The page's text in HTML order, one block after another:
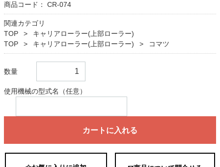
商品コード： CR-074
関連カテゴリ
TOP
キャリアローラー(上部ローラー)
TOP
キャリアローラー(上部ローラー) コマツ
数量
使用機械の型式名（任意）
カートに入れる